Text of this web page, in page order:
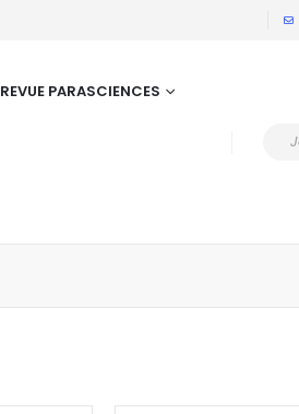
REVUE PARASCIENCES